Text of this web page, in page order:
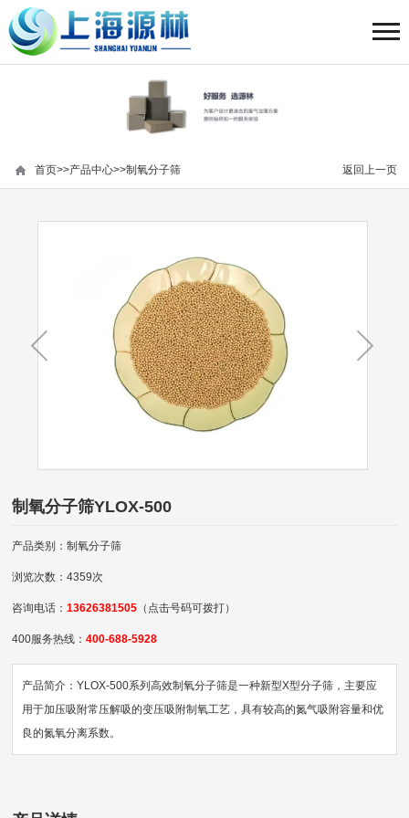
返回上一页
首页>>产品中心>>制氧分子筛
制氧分子筛YLOX-500
产品类别：制氧分子筛
浏览次数：4359次
咨询电话：13626381505 （点击号码可拨打）
400服务热线：400-688-5928
产品简介：YLOX-500系列高效制氧分子筛是一种新型X型分子筛，主要应
用于加压吸附常压解吸的变压吸附制氧工艺，具有较高的氮气吸附容量和优
良的氮氧分离系数。